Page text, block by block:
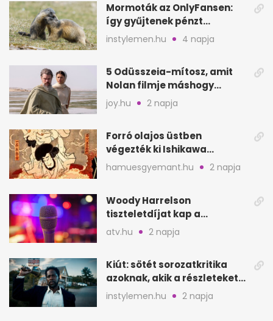
Mormoták az OnlyFansen:
így gyűjtenek pénzt
amerikai kutatók
instylemen.hu 4 napja
5 Odüsszeia-mítosz, amit
Nolan filmje máshogy
mutat, mint Homérosz
joy.hu 2 napja
Forró olajos üstben
végezték ki Ishikawa
Goemont, Japán Robin
Hoodját
hamuesgyemant.hu 2 napja
Woody Harrelson
tiszteletdíjat kap a
Szarajevói Filmfesztiválon
atv.hu 2 napja
Kiút: sötét sorozatkritika
azoknak, akik a részleteket
keresik
instylemen.hu 2 napja